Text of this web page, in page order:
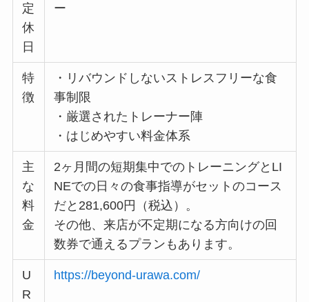
定
休
日
ー
特
徴
・リバウンドしないストレスフリーな食
事制限
・厳選されたトレーナー陣
・はじめやすい料金体系
主
な
料
金
2ヶ月間の短期集中でのトレーニングとLI
NEでの日々の食事指導がセットのコース
だと281,600円（税込）。
その他、来店が不定期になる方向けの回
数券で通えるプランもあります。
U
R
https://beyond-urawa.com/